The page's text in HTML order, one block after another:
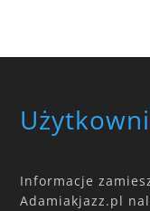
Informacje
Adamiakjazz.pl